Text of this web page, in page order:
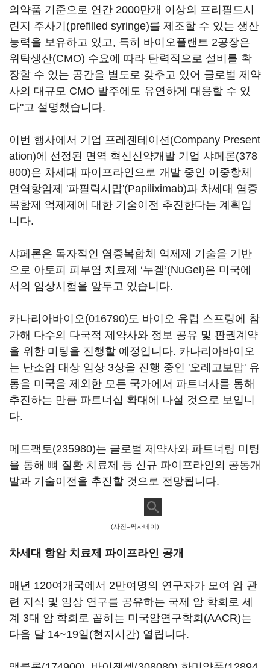
의약품 기준으로 연간 2000만개 이상의 프리필드시
린지 주사기(prefilled syringe)를 제조할 수 있는 생산
능력을 보유하고 있고, 특히 바이오플랜트 2공장은
위탁생산(CMO) 수요에 따라 탄력적으로 설비를 확
장할 수 있는 공간을 별도로 갖추고 있어 글로벌 제약
사의 대규모 CMO 발주에도 유연하게 대응할 수 있
다"고 설명했습니다.
이번 행사에서 기업 프레젠테이션(Company Present
ation)에 선정된 면역 혁신신약개발 기업 샤페론(378
800)은 차세대 파이프라인으로 개발 중인 이중항체
면역항암제 '파필릭시맙'(Papiliximab)과 차세대 염증
복합제 억제제에 대한 기술이전 추진한다는 계획입
니다.
샤페론은 독자적인 염증복합체 억제제 기술을 기반
으로 아토피 피부염 치료제 ‘누겔’(NuGel)은 미국에
서의 임상시험을 앞두고 있습니다.
카나리아바이오(016790)도 바이오 유럽 스프링에 참
가해 다수의 다국적 제약사와 정보 공유 및 판권계약
을 위한 미팅을 진행할 예정입니다. 카나리아바이오
는 난소암 대상 임상 3상을 진행 중인 '오레고보맙' 유
통을 미국을 제외한 모든 국가에서 파트너사를 통해
추진하는 만큼 파트너십 확대에 나설 것으로 보입니
다.
메드팩토(235980)는 글로벌 제약사와 파트너링 미팅
을 통해 뼈 질환 치료제 등 신규 파이프라인의 공동개
발과 기술이전을 추진할 것으로 전망됩니다.
(사진=픽사베이)
차세대 항암 치료제 파이프라인 공개
매년 120여개국에서 2만여명의 연구자가 모여 암 관
련 지식 및 임상 연구를 공유하는 국제 암 학회로 세
계 3대 암 학회로 꼽히는 미국암연구학회(AACR)는
다음 달 14~19일(현지시간) 열립니다.